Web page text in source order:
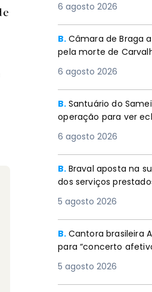
6 agosto 2026
B. Câmara de Braga
pela morte de
6 agosto 2026
B. Santuário do
operação para ver
6 agosto 2026
B. Braval aposta na
dos serviços
5 agosto 2026
B. Cantora brasileira
para “concerto
5 agosto 2026